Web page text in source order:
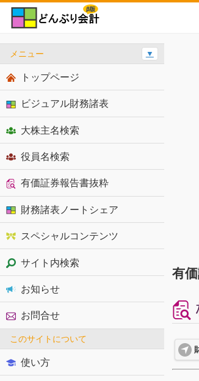
有
メニュー ▼
トップページ
ビジュアル財務諸表
大株主名検索
役員名検索
有価証券報告書抜粋
財務諸表ノートシェア
スペシャルコンテンツ
サイト内検索
お知らせ
お問合せ
このサイトについて
使い方